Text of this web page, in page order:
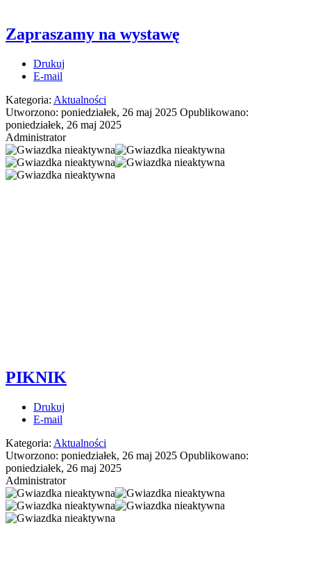
Zapraszamy na wystawę
Drukuj
E-mail
Kategoria: Aktualności
Utworzono: poniedziałek, 26 maj 2025 Opublikowano:
poniedziałek, 26 maj 2025
Administrator
PIKNIK
Drukuj
E-mail
Kategoria: Aktualności
Utworzono: poniedziałek, 26 maj 2025 Opublikowano:
poniedziałek, 26 maj 2025
Administrator